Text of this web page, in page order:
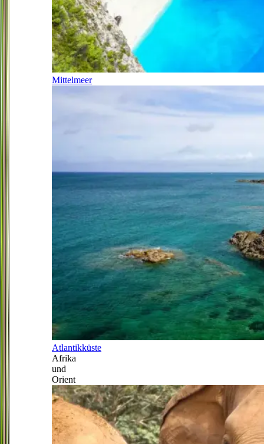
Mittelmeer
Atlantikküste
Afrika
und
Orient